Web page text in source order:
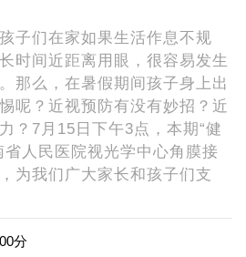
子们在家如果生活作息不规
时间近距离用眼，很容易发生
那么，在暑假期间孩子身上出
呢？近视预防有没有妙招？近
？7月15日下午3点，本期“健
省人民医院视光学中心角膜接
为我们广大家长和孩子们支
分